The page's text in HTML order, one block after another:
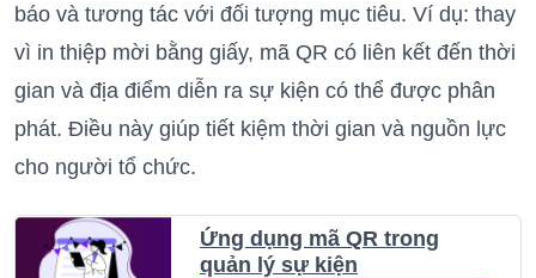
báo và tương tác với đối tượng mục tiêu. Ví dụ: thay
vì in thiệp mời bằng giấy, mã QR có liên kết đến thời
gian và địa điểm diễn ra sự kiện có thể được phân
phát. Điều này giúp tiết kiệm thời gian và nguồn lực
cho người tổ chức.
Ứng dụng mã QR trong
quản lý sự kiện